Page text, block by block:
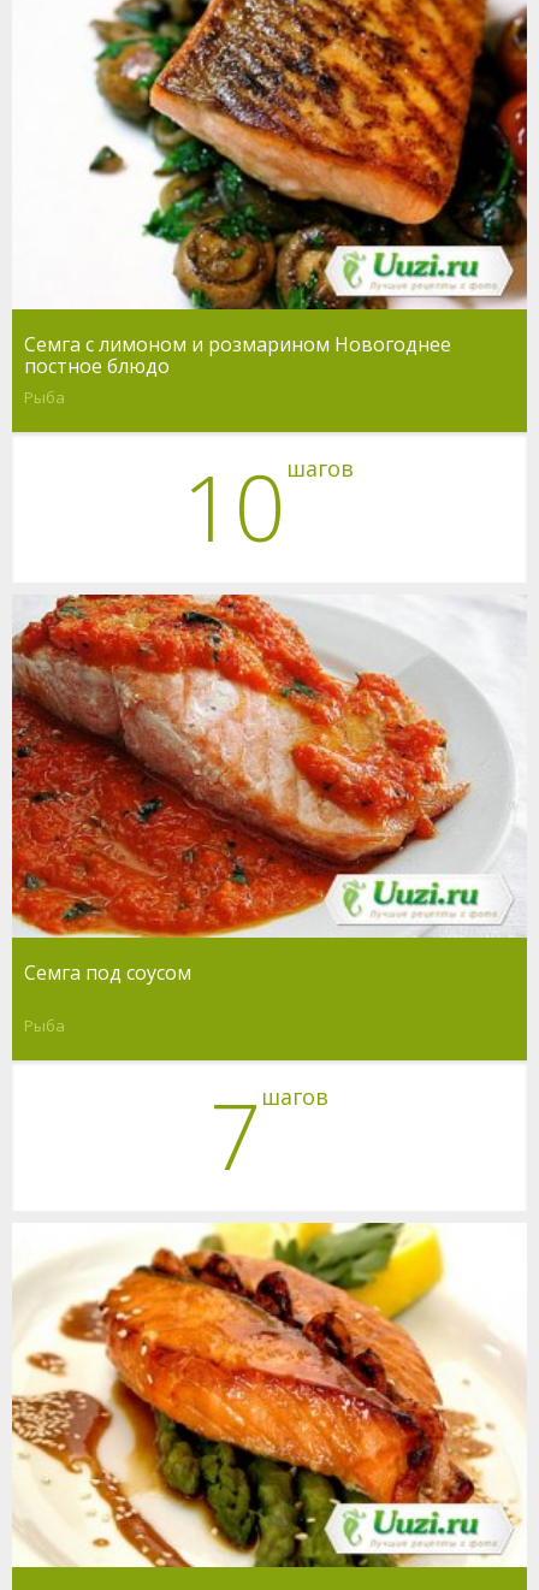
Семга с лимоном и розмарином Новогоднее
постное блюдо
Рыба
10 шагов
Семга под соусом
Рыба
7 шагов